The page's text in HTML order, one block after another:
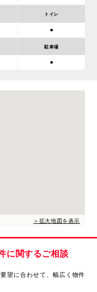
トイレ
●
駐車場
●
＞拡大地図を表示
に関するご相談
望に合わせて、 幅広く物件